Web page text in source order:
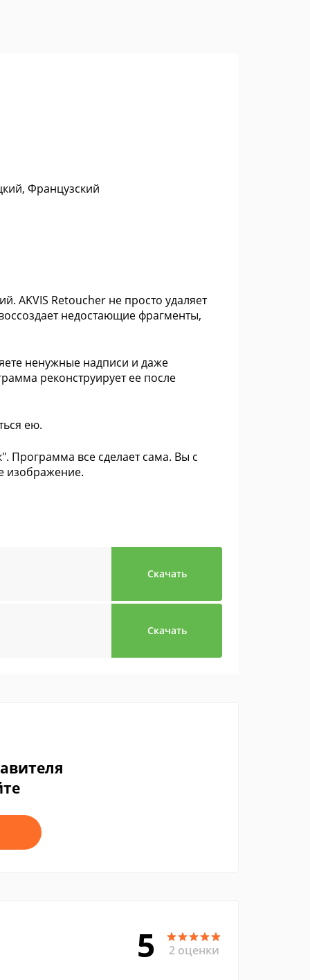
Французский
AKVIS Retoucher не просто удаляет
недостающие фрагменты,
ненужные надписи и даже
реконструирует ее после
ею.
Программа все сделает сама. Вы с
изображение.
Скачать
Скачать
5 2 оценки